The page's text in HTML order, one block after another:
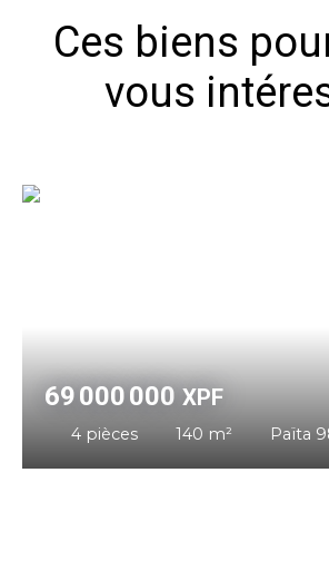
Ces biens
vous
69 000 000XPF
4 pièces 140 m² Païta